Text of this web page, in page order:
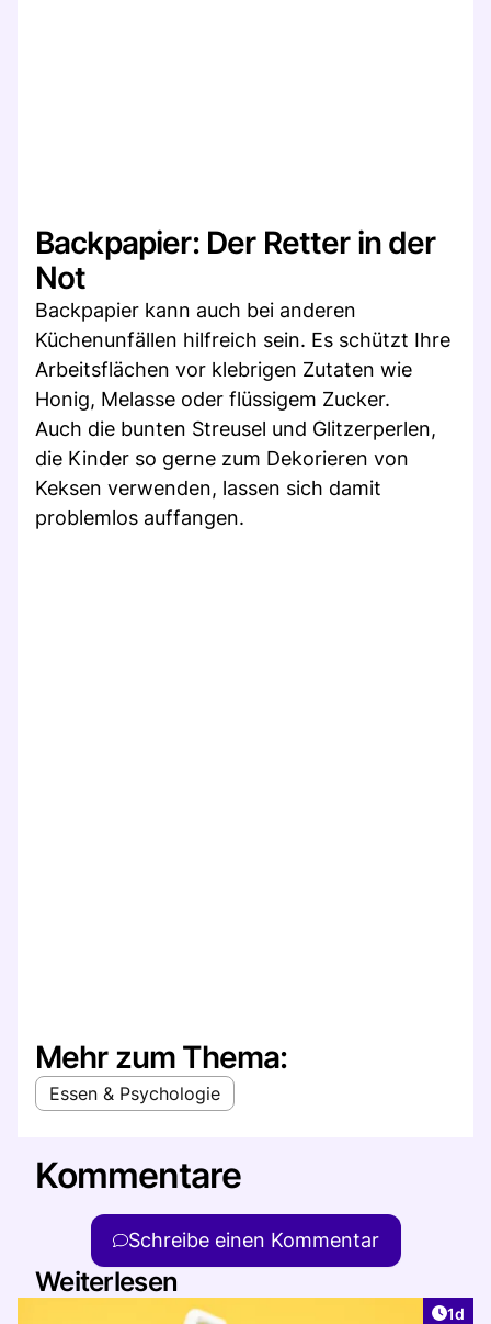
Backpapier: Der Retter in der
Not
Backpapier kann auch bei anderen
Küchenunfällen hilfreich sein. Es schützt Ihre
Arbeitsflächen vor klebrigen Zutaten wie
Honig, Melasse oder flüssigem Zucker.
Auch die bunten Streusel und Glitzerperlen,
die Kinder so gerne zum Dekorieren von
Keksen verwenden, lassen sich damit
problemlos auffangen.
Mehr zum Thema:
Essen & Psychologie
Kommentare
Schreibe einen Kommentar
Weiterlesen
1d